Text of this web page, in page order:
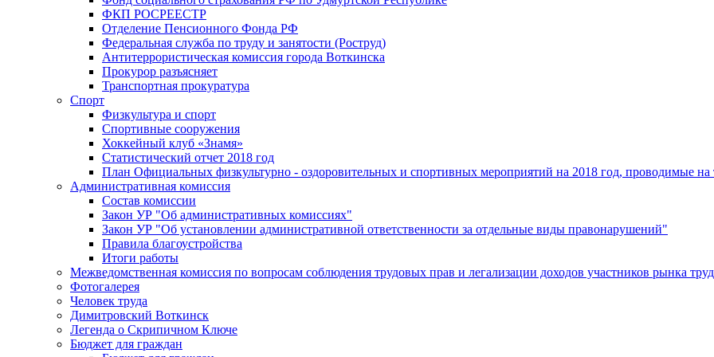
ФКП РОСРЕЕСТР
Отделение Пенсионного Фонда РФ
Федеральная служба по труду и занятости (Роструд)
Антитеррористическая комиссия города Воткинска
Прокурор разъясняет
Транспортная прокуратура
Спорт
Физкультура и спорт
Спортивные сооружения
Хоккейный клуб «Знамя»
Статистический отчет 2018 год
План Официальных физкультурно - оздоровительных и спортивных мероприятий на 2018 год, проводимые
Административная комиссия
Состав комиссии
Закон УР "Об административных комиссиях"
Закон УР "Об установлении административной ответственности за отдельные виды правонарушений"
Правила благоустройства
Итоги работы
Межведомственная комиссия по вопросам соблюдения трудовых прав и легализации доходов участников рынка
Фотогалерея
Человек труда
Димитровский Воткинск
Легенда о Скрипичном Ключе
Бюджет для граждан